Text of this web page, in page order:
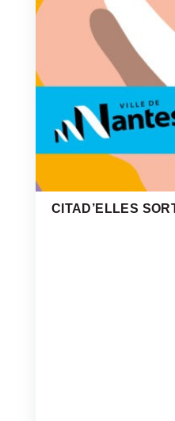
CITAD’ELLES